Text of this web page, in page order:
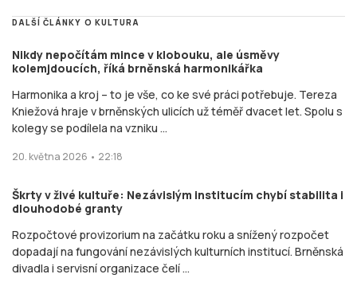
DALŠÍ ČLÁNKY O KULTURA
Nikdy nepočítám mince v klobouku, ale úsměvy
kolemjdoucích, říká brněnská harmonikářka
Harmonika a kroj – to je vše, co ke své práci potřebuje. Tereza
Kniežová hraje v brněnských ulicích už téměř dvacet let. Spolu s
kolegy se podílela na vzniku ...
20. května 2026 • 22:18
Škrty v živé kultuře: Nezávislým institucím chybí stabilita i
dlouhodobé granty
Rozpočtové provizorium na začátku roku a snížený rozpočet
dopadají na fungování nezávislých kulturních institucí. Brněnská
divadla i servisní organizace čelí ...